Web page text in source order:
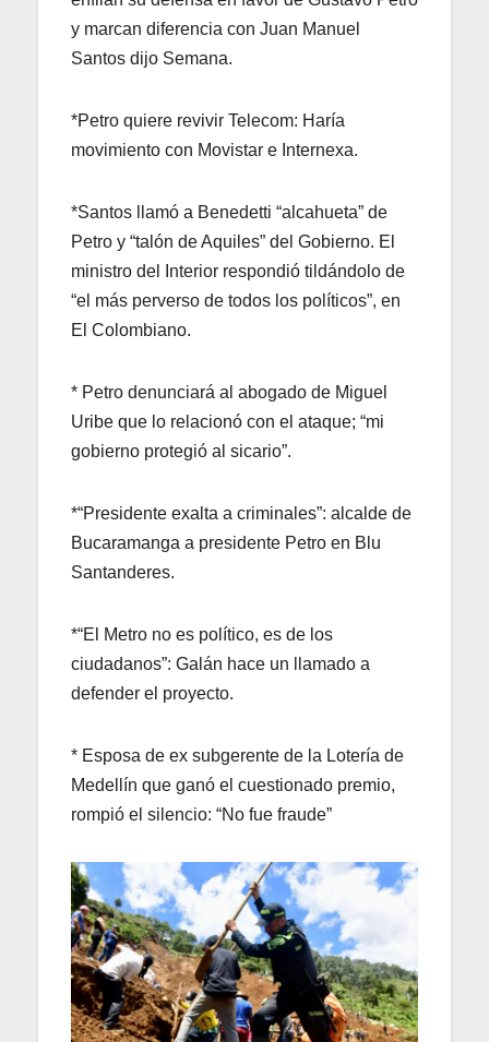
y marcan diferencia con Juan Manuel
Santos dijo Semana.
*Petro quiere revivir Telecom: Haría
movimiento con Movistar e Internexa.
*Santos llamó a Benedetti “alcahueta” de
Petro y “talón de Aquiles” del Gobierno. El
ministro del Interior respondió tildándolo de
“el más perverso de todos los políticos”, en
El Colombiano.
* Petro denunciará al abogado de Miguel
Uribe que lo relacionó con el ataque; “mi
gobierno protegió al sicario”.
*“Presidente exalta a criminales”: alcalde de
Bucaramanga a presidente Petro en Blu
Santanderes.
*“El Metro no es político, es de los
ciudadanos”: Galán hace un llamado a
defender el proyecto.
* Esposa de ex subgerente de la Lotería de
Medellín que ganó el cuestionado premio,
rompió el silencio: “No fue fraude”